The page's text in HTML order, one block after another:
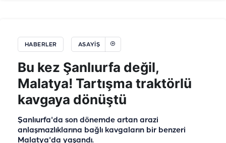
HABERLER ASAYIŞ
Bu kez Şanlıurfa değil,
Malatya! Tartışma traktörlü
kavgaya dönüştü
Şanlıurfa'da son dönemde artan arazi
anlaşmazlıklarına bağlı kavgaların bir benzeri
Malatya'da yaşandı.